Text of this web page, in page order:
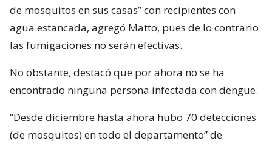
de mosquitos en sus casas” con recipientes con
agua estancada, agregó Matto, pues de lo contrario
las fumigaciones no serán efectivas.
No obstante, destacó que por ahora no se ha
encontrado ninguna persona infectada con dengue.
“Desde diciembre hasta ahora hubo 70 detecciones
(de mosquitos) en todo el departamento” de